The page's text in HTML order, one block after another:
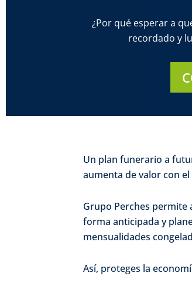
¿Por qué esperar a
recordado y
Un plan funerario a
aumenta de valor con
Grupo Perches
forma anticipada y
mensualidades
Así, proteges la